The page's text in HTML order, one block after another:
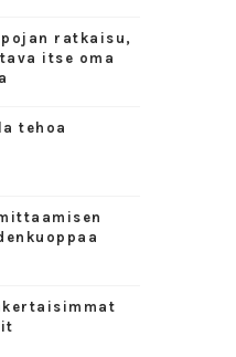
ratkaisu,
itse oma
tehoa